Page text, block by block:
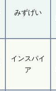
みずげい
インスパイ
ア